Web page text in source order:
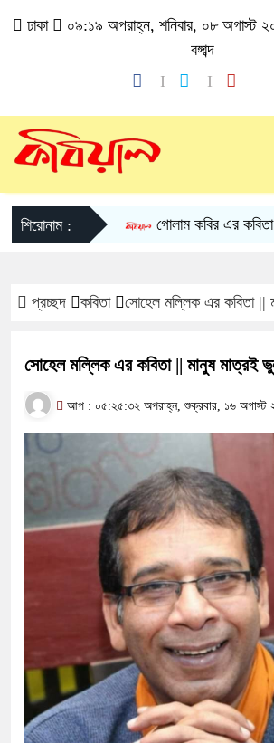
ঢাকা
০৯:১৯ অপরাহ্ন, শনিবার, ০৮ অগাস্ট
বঙ্গাব্দ
শিরোনাম : গোলাম কবির এর কবিতা ||
প্রচ্ছদ কবিতা সোহেল মল্লিক এর কবিতা ||
সোহেল মল্লিক এর কবিতা || মানুষ মাত্রই
আপ : ০৫:২৫:৩২ অপরাহ্ন, শুক্রবার, ১৬ অগাস্ট